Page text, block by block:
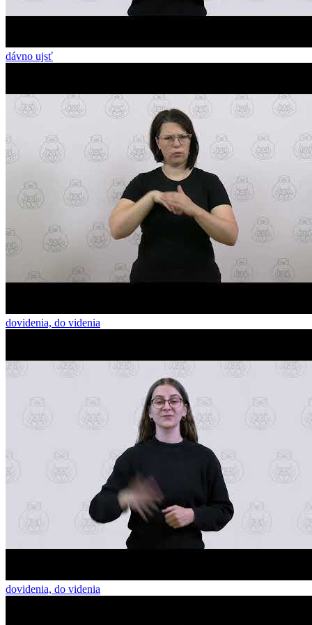
dávno ujsť
dovidenia, do videnia
dovidenia, do videnia